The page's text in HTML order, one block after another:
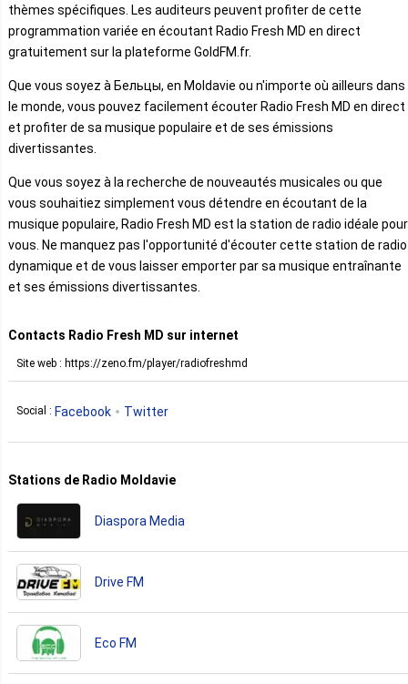
thèmes spécifiques. Les auditeurs peuvent profiter de cette
programmation variée en écoutant Radio Fresh MD en direct
gratuitement sur la plateforme GoldFM.fr.
Que vous soyez à Бельцы, en Moldavie ou n'importe où ailleurs dans
le monde, vous pouvez facilement écouter Radio Fresh MD en direct
et profiter de sa musique populaire et de ses émissions
divertissantes.
Que vous soyez à la recherche de nouveautés musicales ou que
vous souhaitiez simplement vous détendre en écoutant de la
musique populaire, Radio Fresh MD est la station de radio idéale pour
vous. Ne manquez pas l'opportunité d'écouter cette station de radio
dynamique et de vous laisser emporter par sa musique entraînante
et ses émissions divertissantes.
Contacts Radio Fresh MD sur internet
Site web : https://zeno.fm/player/radiofreshmd
Social : Facebook Twitter
Stations de Radio Moldavie
Diaspora Media
Drive FM
Eco FM